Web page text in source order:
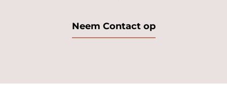
Neem Contact op